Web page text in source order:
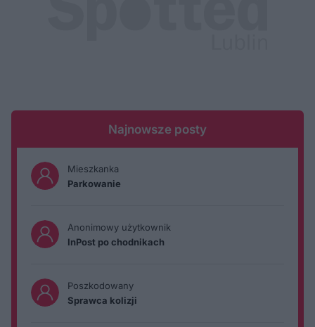
Najnowsze posty
Mieszkanka
Parkowanie
Anonimowy użytkownik
InPost po chodnikach
Poszkodowany
Sprawca kolizji